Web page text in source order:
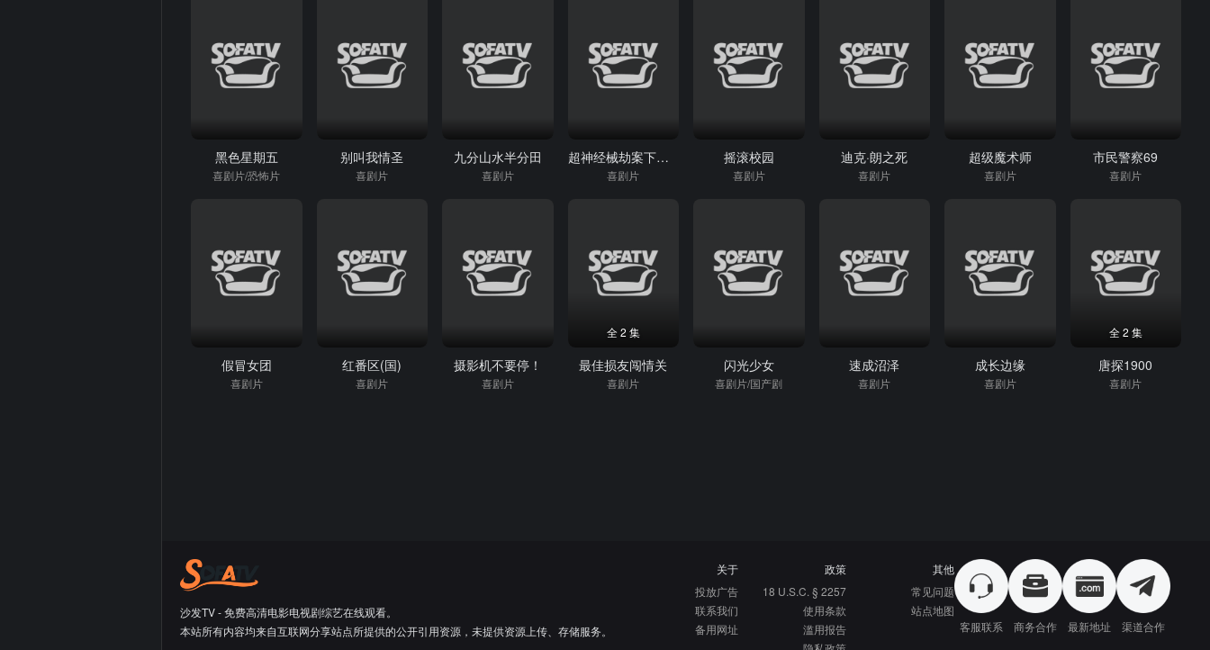
黑色星期五
喜剧片/恐怖片
别叫我情圣
喜剧片
九分山水半分田
喜剧片
超神经械劫案下（国）
喜剧片
摇滚校园
喜剧片
迪克·朗之死
喜剧片
超级魔术师
喜剧片
市民警察69
喜剧片
假冒女团
喜剧片
红番区(国)
喜剧片
摄影机不要停！
喜剧片
全 2 集
最佳损友闯情关
喜剧片
闪光少女
喜剧片/国产剧
速成沼泽
喜剧片
成长边缘
喜剧片
全 2 集
唐探1900
喜剧片
沙发TV - 免费高清电影电视剧综艺在线观看。
本站所有内容均来自互联网分享站点所提供的公开引用资源，未提供资源上传、存储服务。
关于
投放广告
联系我们
备用网址
政策
18 U.S.C. § 2257
使用条款
滥用报告
其他
常见问题
站点地图
客服联系
商务合作 最新地址 渠道合作